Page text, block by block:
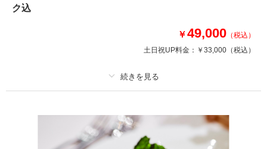
肌着類は付いておりませんが、購入でご案内も可能です。
相談予約する
来店・オンライン
撮影日の空き
を確認する
ク込
￥49,000 （税込）
土日祝UP料金： ￥33,000 （税込）
新婦衣装1着 新郎衣装1着
ヘアメイク 小物一式